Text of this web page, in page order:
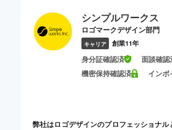
シンプルワークス
ロゴマークデザイン部門
キャリア 創業11年
身分証確認済
面談確認
機密保持確認済
インボ
弊社はロゴデザインのプロフェッショナ